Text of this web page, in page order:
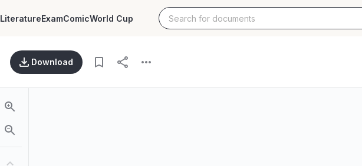
LiteratureExamComicWorld Cup
Download